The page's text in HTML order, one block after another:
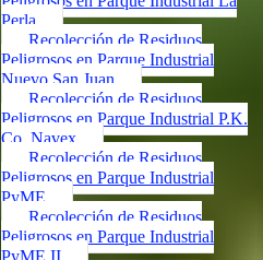
Perla
Recolección de Residuos
Peligrosos en Parque Industrial
Nuevo San Juan
Recolección de Residuos
Peligrosos en Parque Industrial P.K.
Co. Navex
Recolección de Residuos
Peligrosos en Parque Industrial
PyME
Recolección de Residuos
Peligrosos en Parque Industrial
PyME II